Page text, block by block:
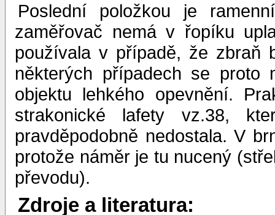
Poslední položkou je
zaměřovač nemá v řopíku
používala v případě, že zbraň
některých případech se
objektu lehkého opevnění.
strakonické lafety vz.38,
pravděpodobně nedostala. V
protože náměr je tu nucený
převodu).
Zdroje a literatura: